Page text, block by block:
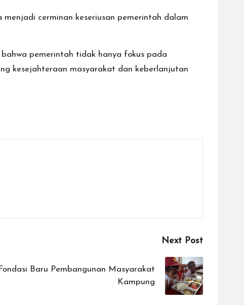
cerminan keseriusan pemerintah dalam
pemerintah tidak hanya fokus pada
kesejahteraan masyarakat dan keberlanjutan
Next Post
Baru Pembangunan Masyarakat
Kampung